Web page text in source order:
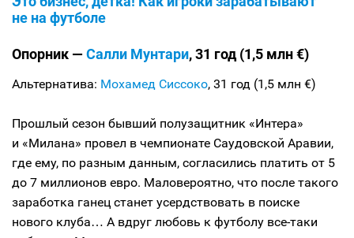
не на футболе
Опорник —Салли Мунтари, 31 год (1,5 млн €)
Альтернатива: Мохамед Сиссоко, 31 год (1,5 млн €)
Прошлый сезон бывший полузащитник «Интера»
и «Милана» провел в чемпионате Саудовской Аравии,
где ему, по разным данным, согласились платить от 5
до 7 миллионов евро. Маловероятно, что после такого
заработка ганец станет усердствовать в поиске
нового клуба… А вдруг любовь к футболу все-таки